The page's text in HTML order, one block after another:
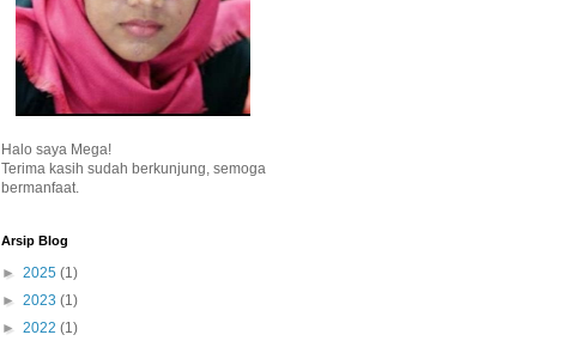
Halo saya Mega!
Terima kasih sudah berkunjung, semoga
bermanfaat.
Arsip Blog
► 2025 (1)
► 2023 (1)
► 2022 (1)